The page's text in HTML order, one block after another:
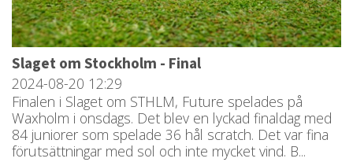
Slaget om Stockholm - Final
2024-08-20 12:29
Finalen i Slaget om STHLM, Future spelades på
Waxholm i onsdags. Det blev en lyckad finaldag med
84 juniorer som spelade 36 hål scratch. Det var fina
förutsättningar med sol och inte mycket vind. B...